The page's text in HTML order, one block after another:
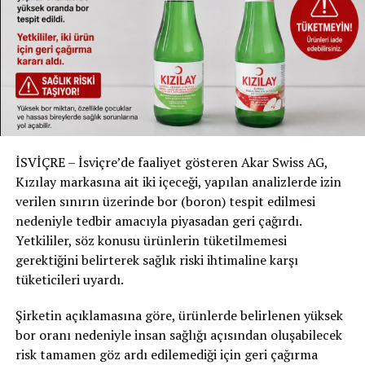
adresinden form doldurarak dijital ortamda imza
verebilirler.
Çıktı alarak imza toplayanlar, topladıkları imzaları
dijital ortamda
imza@chp.org.tradresine
gönderebilirler. Ayrıca fiziki olarak topladığınız imzaları,
bulunduğunuz yerdeki il ve ilçe örgütlerine teslim
edebilir veya CHP Genel Merkezi’ne,
Anadolu Blv No:12, 06510 Çankaya/Ankaraadresine
postalanabilir.
RELATED TOPICS:
UP NEXT
İsviçre’de Tek Kullanımlık E-Sigaraların Satışı
Yasaklanabilir
DON'T MISS
BERN MAHKEMELERİ GEÇEN YIL 38 BİNİ AŞKIN DAVAYI
SONUÇLANDIRDI
İSVİÇRE – İsviçre’de faaliyet gösteren Akar Swiss AG,
Kızılay markasına ait iki içeceği, yapılan analizlerde izin
verilen sınırın üzerinde bor (boron) tespit edilmesi
nedeniyle tedbir amacıyla piyasadan geri çağırdı.
Yetkililer, söz konusu ürünlerin tüketilmemesi
gerektiğini belirterek sağlık riski ihtimaline karşı
tüketicileri uyardı.
Şirketin açıklamasına göre, ürünlerde belirlenen yüksek
bor oranı nedeniyle insan sağlığı açısından oluşabilecek
risk tamamen göz ardı edilemediği için geri çağırma